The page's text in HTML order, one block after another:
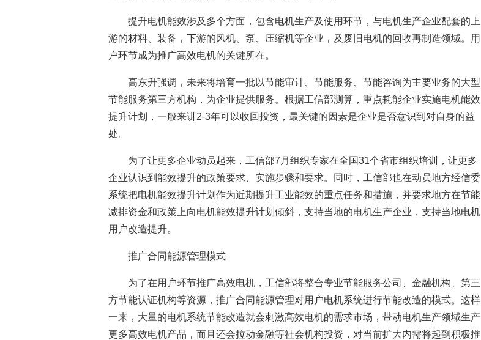
提升电机能效涉及多个方面，包含电机生产及使用环节，与电机生产企业配套的上
游的材料、装备，下游的风机、泵、压缩机等企业，及废旧电机的回收再制造领域。用
户环节成为推广高效电机的关键所在。
高东升强调，未来将培育一批以节能审计、节能服务、节能咨询为主要业务的大型
节能服务第三方机构，为企业提供服务。根据工信部测算，重点耗能企业实施电机能效
提升计划，一般来讲2-3年可以收回投资，最关键的因素是企业是否意识到对自身的益
处。
为了让更多企业动员起来，工信部7月组织专家在全国31个省市组织培训，让更多
企业认识到能效提升的政策要求、实施步骤和要求。同时，工信部也在动员地方经信委
系统把电机能效提升计划作为近期提升工业能效的重点任务和措施，并要求地方在节能
减排资金和政策上向电机能效提升计划倾斜，支持当地的电机生产企业，支持当地电机
用户改造提升。
推广合同能源管理模式
为了在用户环节推广高效电机，工信部将整合专业节能服务公司、金融机构、第三
方节能认证机构等资源，推广合同能源管理对用户电机系统进行节能改造的模式。这样
一来，大量的电机系统节能改造就会刺激高效电机的需求市场，带动电机生产领域生产
更多高效电机产品，而且还会拉动金融等社会机构投资，对当前扩大内需将起到积极推